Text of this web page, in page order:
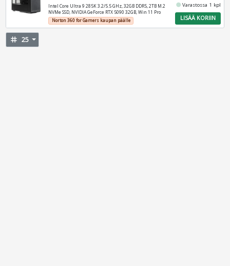
Intel Core Ultra 9 285K 3.2/5.5 GHz, 32GB DDR5, 2TB M.2
NVMe SSD, NVIDIA GeForce RTX 5090 32GB, Win 11 Pro
Norton 360 for Gamers kaupan päälle
fiber_manual_record Varastossa 1 kpl
LISÄÄ KORIIN
tag 25